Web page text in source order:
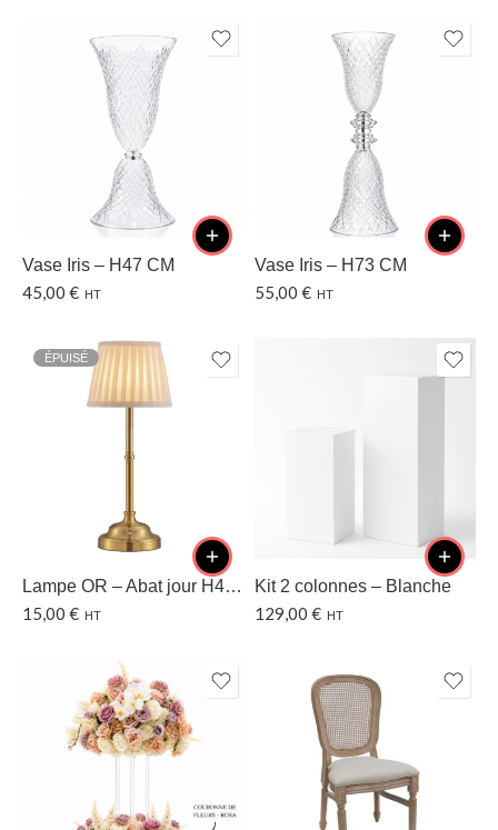
Vase Iris – H47 CM
45,00 € HT
Vase Iris – H73 CM
55,00 € HT
ÉPUISÉ
Lampe OR – Abat jour H40 CM
15,00 € HT
Kit 2 colonnes – Blanche
129,00 € HT